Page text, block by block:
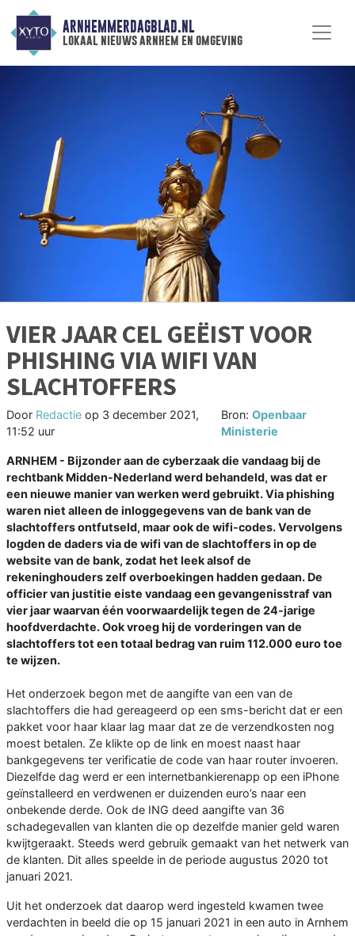
ARNHEMMERDAGBLAD.NL
lokaal nieuws arnhem en omgeving
VIER JAAR CEL GEËIST VOOR
PHISHING VIA WIFI VAN
SLACHTOFFERS
Door Redactie op 3 december 2021,
11:52 uur
Bron: Openbaar
Ministerie
ARNHEM - Bijzonder aan de cyberzaak die vandaag bij de
rechtbank Midden-Nederland werd behandeld, was dat er
een nieuwe manier van werken werd gebruikt. Via phishing
waren niet alleen de inloggegevens van de bank van de
slachtoffers ontfutseld, maar ook de wifi-codes. Vervolgens
logden de daders via de wifi van de slachtoffers in op de
website van de bank, zodat het leek alsof de
rekeninghouders zelf overboekingen hadden gedaan. De
officier van justitie eiste vandaag een gevangenisstraf van
vier jaar waarvan één voorwaardelijk tegen de 24-jarige
hoofdverdachte. Ook vroeg hij de vorderingen van de
slachtoffers tot een totaal bedrag van ruim 112.000 euro toe
te wijzen.
Het onderzoek begon met de aangifte van een van de
slachtoffers die had gereageerd op een sms-bericht dat er een
pakket voor haar klaar lag maar dat ze de verzendkosten nog
moest betalen. Ze klikte op de link en moest naast haar
bankgegevens ter verificatie de code van haar router invoeren.
Diezelfde dag werd er een internetbankierenapp op een iPhone
geïnstalleerd en verdwenen er duizenden euro’s naar een
onbekende derde. Ook de ING deed aangifte van 36
schadegevallen van klanten die op dezelfde manier geld waren
kwijtgeraakt. Steeds werd gebruik gemaakt van het netwerk van
de klanten. Dit alles speelde in de periode augustus 2020 tot
januari 2021.
Uit het onderzoek dat daarop werd ingesteld kwamen twee
verdachten in beeld die op 15 januari 2021 in een auto in Arnhem